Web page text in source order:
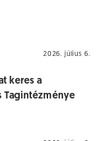
2026. július 6.
keres a
Tagintézménye